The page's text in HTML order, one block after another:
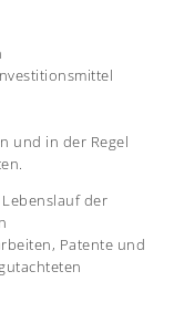
und in der Regel
der
Patente und